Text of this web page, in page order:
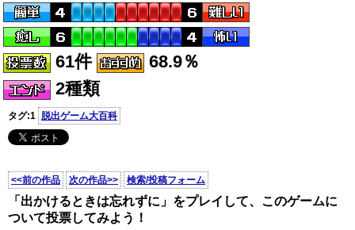
61件
68.9％
2種類
タグ:1 脱出ゲーム大百科
<<前の作品 次の作品>> 検索/投稿フォーム
「出かけるときは忘れずに」をプレイして、このゲームに
ついて投票してみよう！